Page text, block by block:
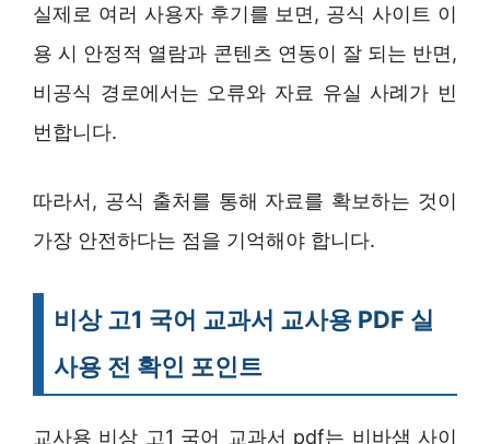
실제로 여러 사용자 후기를 보면, 공식 사이트 이
용 시 안정적 열람과 콘텐츠 연동이 잘 되는 반면,
비공식 경로에서는 오류와 자료 유실 사례가 빈
번합니다.
따라서, 공식 출처를 통해 자료를 확보하는 것이
가장 안전하다는 점을 기억해야 합니다.
비상 고1 국어 교과서 교사용 PDF 실
사용 전 확인 포인트
교사용 비상 고1 국어 교과서 pdf는 비바샘 사이